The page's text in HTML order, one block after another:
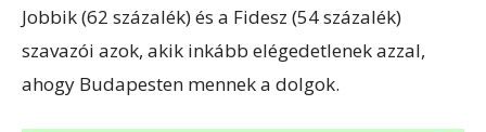
Jobbik (62 százalék) és a Fidesz (54 százalék)
szavazói azok, akik inkább elégedetlenek azzal,
ahogy Budapesten mennek a dolgok.